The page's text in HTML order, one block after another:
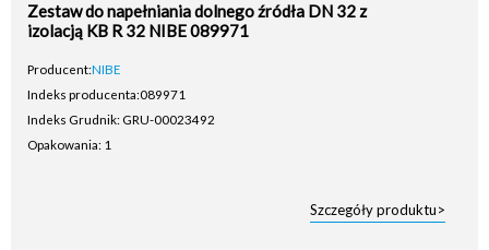
Zestaw do napełniania dolnego źródła DN 32 z
izolacją KB R 32 NIBE 089971
Producent:NIBE
Indeks producenta:089971
Indeks Grudnik: GRU-00023492
Opakowania: 1
Szczegóły produktu>